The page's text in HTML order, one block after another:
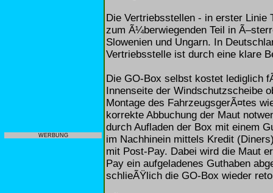
WERBUNG
Die Vertriebsstellen - in erster Linie
zum Ã¼berwiegenden Teil in
Slowenien und Ungarn. In
Vertriebsstelle ist durch eine klare
Die GO-Box selbst kostet lediglich
Innenseite der Windschutzscheibe
Montage des FahrzeugsgerÃ¤tes
korrekte Abbuchung der Maut
durch Aufladen der Box mit einem
im Nachhinein mittels Kredit
mit Post-Pay. Dabei wird die Maut
Pay ein aufgeladenes Guthaben
schlieÃŸlich die GO-Box wieder